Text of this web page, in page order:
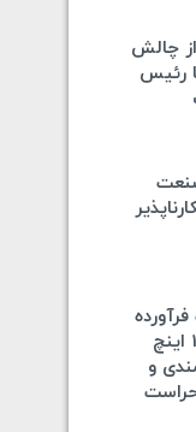
چالش
رئیس
های نفتی از خط لوله 16 اینچ
و
حراست